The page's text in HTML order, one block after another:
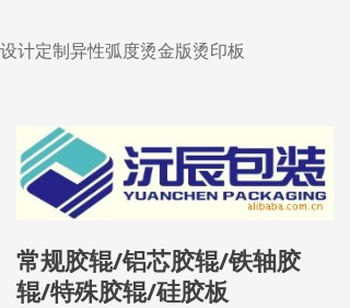
常规胶辊/铝芯胶辊/铁轴胶
辊/特殊胶辊/硅胶板
设计定制异性弧度烫金版烫印板